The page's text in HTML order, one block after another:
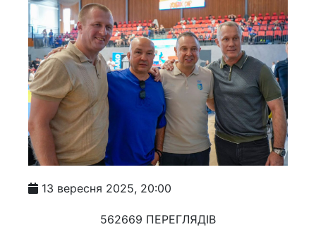
13 вересня 2025, 20:00
562669 ПЕРЕГЛЯДІВ